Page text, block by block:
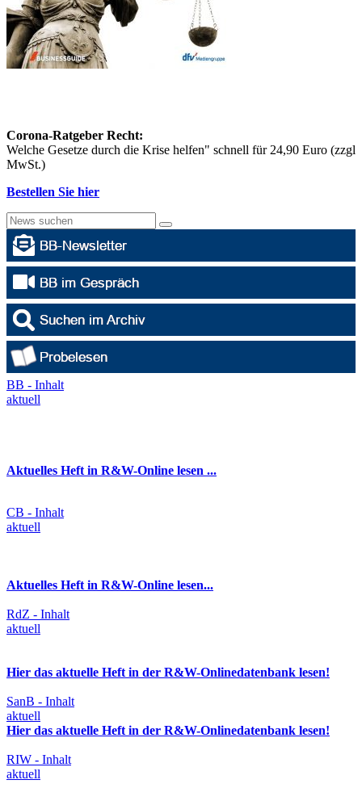
Corona-Ratgeber Recht:
Welche Gesetze durch die Krise helfen" schnell für 24,90 Euro (zzgl
MwSt.)
Bestellen Sie hier
BB - Inhalt
aktuell
Aktuelles Heft in R&W-Online lesen ...
CB - Inhalt
aktuell
Aktuelles Heft in R&W-Online lesen...
RdZ - Inhalt
aktuell
Hier das aktuelle Heft in der R&W-Onlinedatenbank lesen!
SanB - Inhalt
aktuell
Hier das aktuelle Heft in der R&W-Onlinedatenbank lesen!
RIW - Inhalt
aktuell